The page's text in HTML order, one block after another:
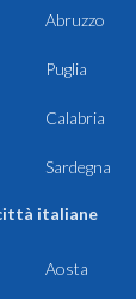
Abruzzo
Puglia
Calabria
Sardegna
italiane
Aosta